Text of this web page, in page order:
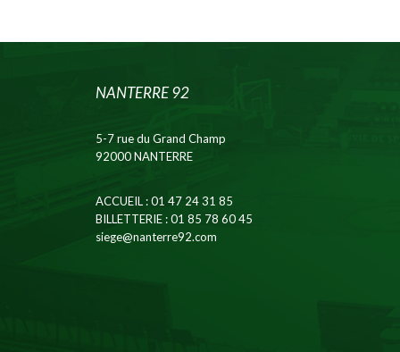
NANTERRE 92
5-7 rue du Grand Champ
92000 NANTERRE
ACCUEIL: 01 47 24 31 85
BILLETTERIE: 01 85 78 60 45
siege@nanterre92.com